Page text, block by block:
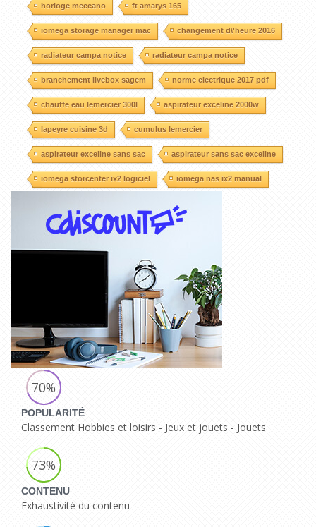
horloge meccano ft amarys 165
iomega storage manager mac changement d\'heure 2016
radiateur campa notice radiateur campa notice
branchement livebox sagem norme electrique 2017 pdf
chauffe eau lemercier 300l aspirateur exceline 2000w
lapeyre cuisine 3d cumulus lemercier
aspirateur exceline sans sac aspirateur sans sac exceline
iomega storcenter ix2 logiciel iomega nas ix2 manual
70%
POPULARITÉ
Classement Hobbies et loisirs - Jeux et jouets - Jouets
73%
CONTENU
Exhaustivité du contenu